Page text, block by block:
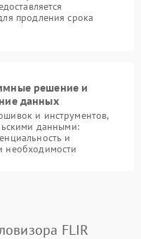
продления срока
решение и
данных
и инструментов,
данными:
и
необходимости
FLIR